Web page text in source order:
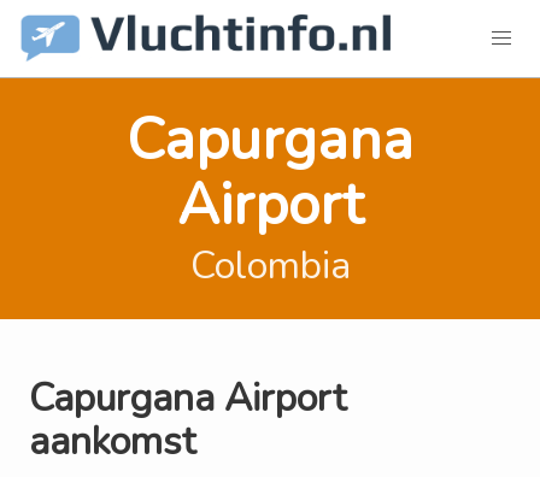
Capurgana
Airport
Colombia
Capurgana Airport
aankomst